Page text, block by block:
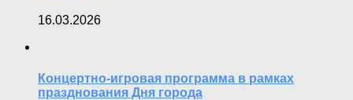
16.03.2026
Концертно-игровая программа в рамках
празднования Дня города